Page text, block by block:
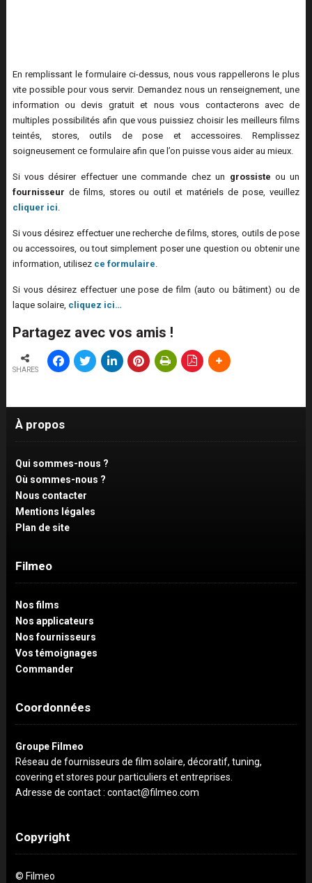
En remplissant le formulaire ci-dessus, nous vous rappellerons le plus
vite possible pour vous servir. Demandez nous un renseignement, une
information ou devis gratuit et nous vous contacterons avec de
multiples possibilités afin que vous puissiez choisir les meilleurs films
teintés, stores, outils de pose et accessoires. Remplissez
soigneusement ce formulaire afin que l’on puisse vous aider au mieux.
Si vous désirer effectuer une commande chez un grossiste ou un
fournisseur de films, stores ou outil et matériels de pose, veuillez
cliquer ici.
Si vous désirez effectuer une recherche de films, stores, outils de pose
ou accessoires, ou tout simplement poser une question ou obtenir une
information, utilisez ce formulaire.
Si vous désirez effectuer une pose de film (auto ou bâtiment) ou de
laque solaire, cliquez ici…
Partagez avec vos amis !
SHARES
À propos
Qui sommes-nous ?
Où sommes-nous ?
Nous contacter
Mentions légales
Plan de site
Filmeo
Nos films
Nos applicateurs
Nos fournisseurs
Vos témoignages
Commander
Coordonnées
Groupe Filmeo
Réseau de fournisseurs de film solaire, décoratif, tuning,
covering et stores pour particuliers et entreprises.
Adresse de contact : contact@filmeo.com
Copyright
© Filmeo